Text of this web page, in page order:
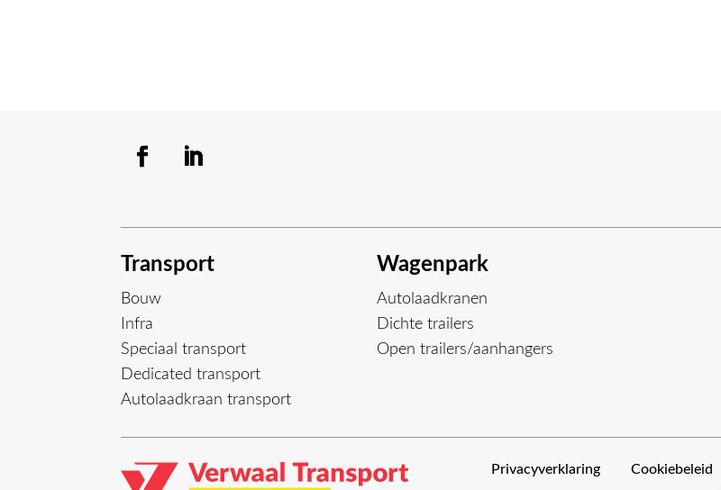
Transport
Bouw
Infra
Speciaal transport
Dedicated transport
Autolaadkraan transport
Wagenpark
Autolaadkranen
Dichte trailers
Open trailers/aanhangers
Privacyverklaring Cookiebeleid